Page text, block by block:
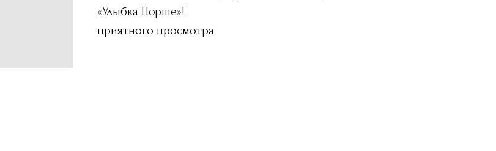
«Улыбка Порше»!
приятного просмотра